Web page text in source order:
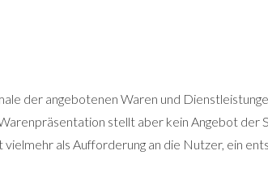
der angebotenen Waren und
stellt aber kein Angebot der
als Aufforderung an die Nutzer, ein